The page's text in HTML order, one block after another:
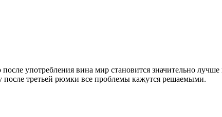
употребления вина мир становится значительно
после третьей рюмки все проблемы кажутся решаемыми.